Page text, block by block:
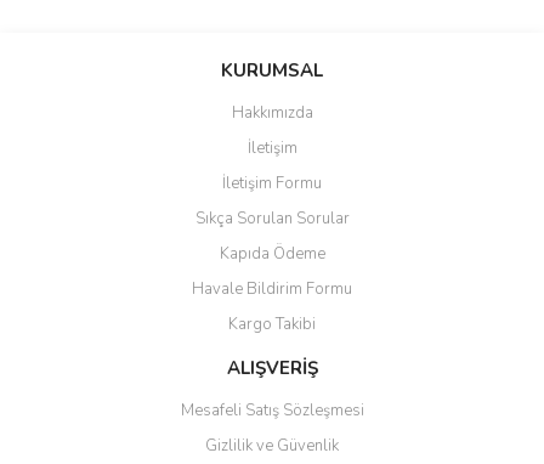
Bu ürüne ilk yorumu siz yapın!
Yorum Yaz
Ürün resmi kalitesiz, bozuk veya görüntülenemiyor.
Ürün açıklamasında eksik bilgiler bulunuyor.
Ürün bilgilerinde hatalar bulunuyor.
Ürün fiyatı diğer sitelerden daha pahalı.
Bu ürüne benzer farklı alternatifler olmalı.
Gönder
KURUMSAL
Hakkımızda
İletişim
İletişim Formu
Sıkça Sorulan Sorular
Kapıda Ödeme
Havale Bildirim Formu
Kargo Takibi
ALIŞVERİŞ
Mesafeli Satış Sözleşmesi
Gizlilik ve Güvenlik